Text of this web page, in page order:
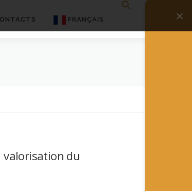
FRANÇAIS
Español
valorisation du